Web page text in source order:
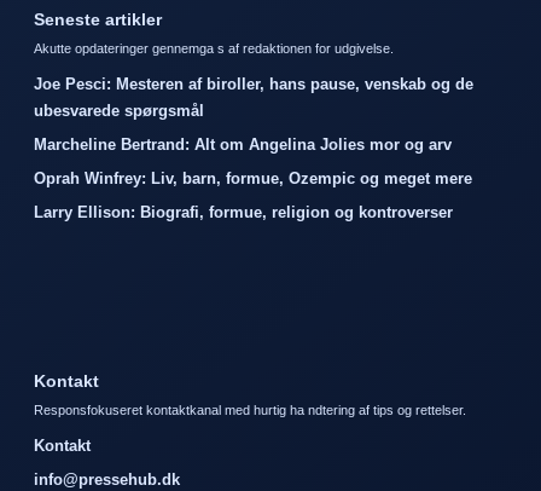
Seneste artikler
Akutte opdateringer gennemga s af redaktionen for udgivelse.
Joe Pesci: Mesteren af biroller, hans pause, venskab og de
ubesvarede spørgsmål
Marcheline Bertrand: Alt om Angelina Jolies mor og arv
Oprah Winfrey: Liv, barn, formue, Ozempic og meget mere
Larry Ellison: Biografi, formue, religion og kontroverser
Kontakt
Responsfokuseret kontaktkanal med hurtig ha ndtering af tips og rettelser.
Kontakt
info@pressehub.dk